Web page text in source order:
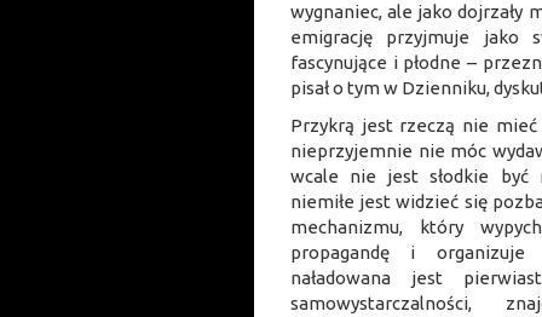
wygnaniec, ale jako dojrzały
emigrację przyjmuje jako
fascynujące i płodne –
pisał o tym w Dzienniku,
Przykrą jest rzeczą nie
nieprzyjemnie nie móc
wcale nie jest słodkie być
niemiłe jest widzieć się
mechanizmu, który
propagandę i organizuje
naładowana jest
samowystarczalności,